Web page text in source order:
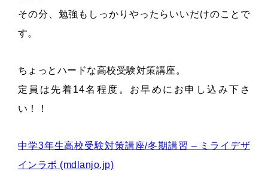
その分、勉強もしっかりやったらいいだけのことで
す。
ちょっとハードな高校受験対策講座。
定員は先着14名程度。お早めにお申し込み下さ
い！！
中学3年生高校受験対策講座/冬期講習 – ミライデザ
インラボ (mdlanjo.jp)